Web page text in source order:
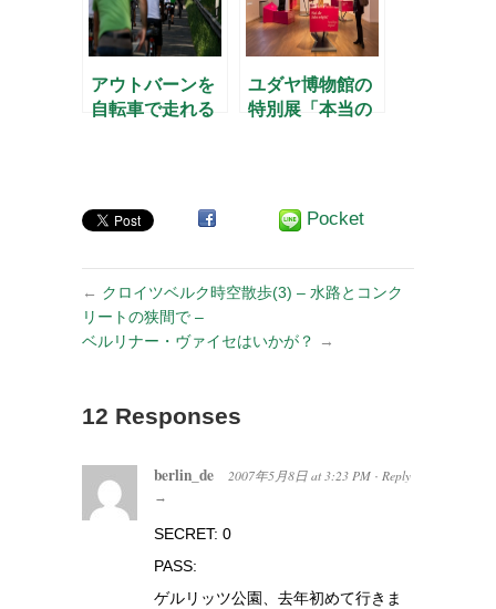
アウトバーンを
自転車で走れる
ユダヤ博物館の
特別展「本当の
Pocket
← クロイツベルク時空散歩(3) – 水路とコンク
リートの狭間で –
ベルリナー・ヴァイセはいかが？
→
12 Responses
berlin_de 2007年5月8日 at 3:23 PM · Reply
→
SECRET: 0
PASS:
ゲルリッツ公園、去年初めて行きま